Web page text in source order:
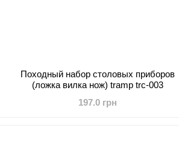
Походный набор столовых приборов
(ложка вилка нож) tramp trc-003
197.0 грн